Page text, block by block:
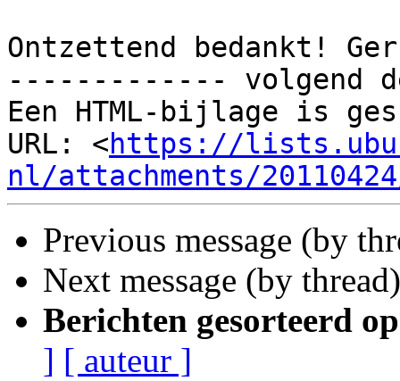
Ontzettend bedankt!
------------- volgend
Een HTML-bijlage is
URL: <https://
nl/attachments/
Previous message (by
Next message (by
Berichten gesorteerd
] [ auteur ]